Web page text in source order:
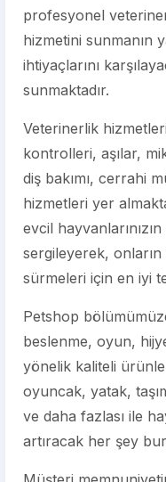
profesyonel
hizmetini sunmanın
ihtiyaçlarını
sunmaktadır.
Veterinerlik
kontrolleri, aşılar,
diş bakımı, cerrahi
hizmetleri yer
evcil
sergileyerek, onların
sürmeleri için en iyi
Petshop
beslenme, oyun,
yönelik kaliteli
oyuncak, yatak,
ve daha fazlası ile
artıracak her şey